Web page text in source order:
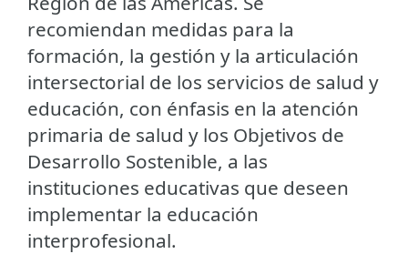
recomiendan medidas para la
formación, la gestión y la articulación
intersectorial de los servicios de salud y
educación, con énfasis en la atención
primaria de salud y los Objetivos de
Desarrollo Sostenible, a las
instituciones educativas que deseen
implementar la educación
interprofesional.